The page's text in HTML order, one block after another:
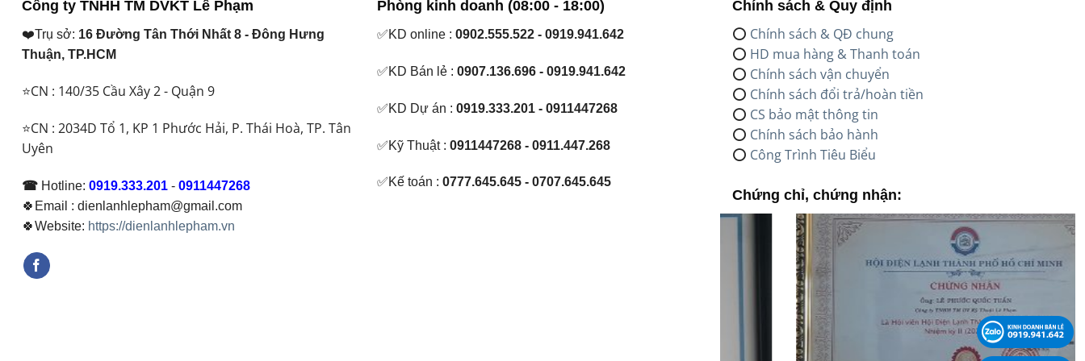
₫ 29.500.000.
₫ 34.550.000.
Công ty TNHH TM DVKT Lê Phạm
❤️Trụ sở: 16 Đường Tân Thới Nhất 8 - Đông Hưng
Thuận, TP.HCM
⭐CN : 140/35 Cầu Xây 2 - Quận 9
⭐CN : 2034D Tổ 1, KP 1 Phước Hải, P. Thái Hoà, TP. Tân
Uyên
☎ Hotline: 0919.333.201 - 0911447268
🍀Email : dienlanhlepham@gmail.com
🍀Website: https://dienlanhlepham.vn
Phòng kinh doanh (08:00 - 18:00)
✅KD online : 0902.555.522 - 0919.941.642
✅KD Bán lẻ : 0907.136.696 - 0919.941.642
✅KD Dự án : 0919.333.201 - 0911447268
✅Kỹ Thuật : 0911447268 - 0911.447.268
✅Kế toán : 0777.645.645 - 0707.645.645
Chính sách & Quy định
⭕ Chính sách & QĐ chung
⭕ HD mua hàng & Thanh toán
⭕ Chính sách vận chuyển
⭕ Chính sách đổi trả/hoàn tiền
⭕ CS bảo mật thông tin
⭕ Chính sách bảo hành
⭕ Công Trình Tiêu Biểu
Chứng chỉ, chứng nhận: